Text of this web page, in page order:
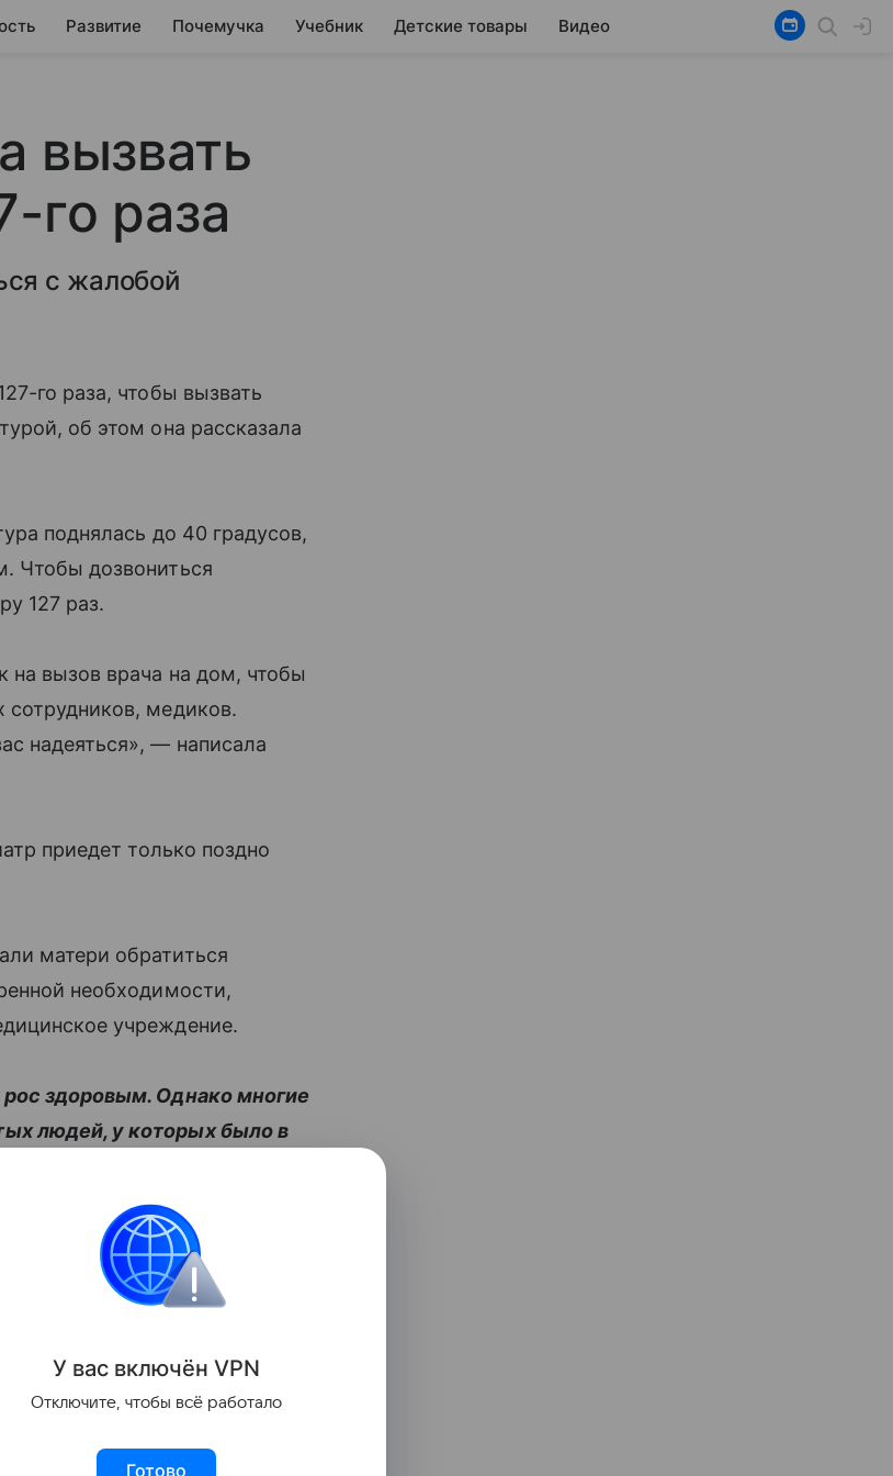
Развитие Почемучка Учебник Детские товары Видео
вызвать
го раза
с жалобой
го раза, чтобы вызвать
об этом она рассказала
поднялась до 40 градусов,
Чтобы дозвониться
127 раз.
на вызов врача на дом, чтобы
сотрудников, медиков.
надеяться», — написала
приедет только поздно
матери обратиться
необходимости,
учреждение.
здоровым. Однако многие
людей, у которых было в
У вас включён VPN
Отключите, чтобы всё работало
Готово